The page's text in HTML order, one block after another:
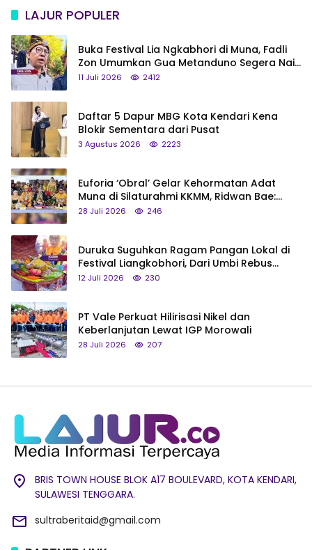
LAJUR POPULER
Buka Festival Lia Ngkabhori di Muna, Fadli
Zon Umumkan Gua Metanduno Segera Naik
Status Jadi Cagar Budaya Nasional
11 Juli 2026 2412
Daftar 5 Dapur MBG Kota Kendari Kena
Blokir Sementara dari Pusat
3 Agustus 2026 2223
Euforia ‘Obral’ Gelar Kehormatan Adat
Muna di Silaturahmi KKMM, Ridwan Bae:
Saya Bukan Tipe Begitu, Belum Pantas!
28 Juli 2026 246
Duruka Suguhkan Ragam Pangan Lokal di
Festival Liangkobhori, Dari Umbi Rebus
hingga Tumpeng Beras Muna
12 Juli 2026 230
PT Vale Perkuat Hilirisasi Nikel dan
Keberlanjutan Lewat IGP Morowali
28 Juli 2026 207
BRIS TOWN HOUSE BLOK A17 BOULEVARD, KOTA KENDARI,
SULAWESI TENGGARA.
sultraberitaid@gmail.com